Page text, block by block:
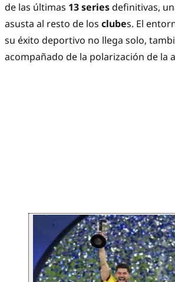
de las últimas 13 seriesdefinitivas,
asusta al resto de los clubes. El
su éxito deportivo no llega solo,
acompañado de la polarización de la